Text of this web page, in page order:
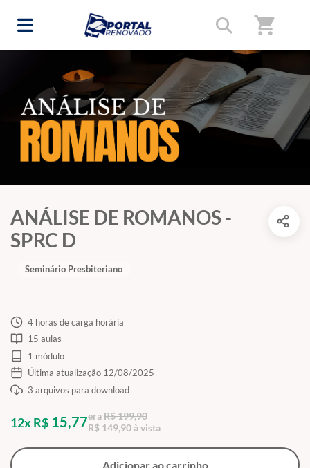
shopping_cart
ANÁLISE DE ROMANOS -
SPRC D
Seminário Presbiteriano
4 horas de carga horária
15 aulas
1 módulo
Última atualização 12/08/2025
3 arquivos para download
12x R$ 15,77eraR$ 199,90
R$ 149,90 à vista
Adicionar ao carrinho